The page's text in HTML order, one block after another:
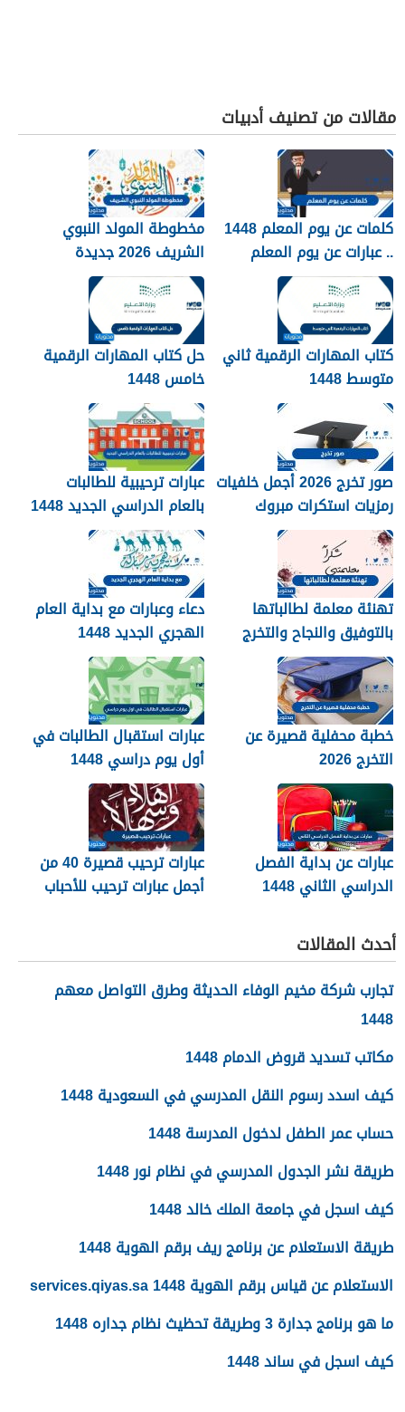
مقالات من تصنيف أدبيات
كلمات عن يوم المعلم 1448
.. عبارات عن يوم المعلم
مكتوبة 1448
مخطوطة المولد النبوي
الشريف 2026 جديدة
كتاب المهارات الرقمية ثاني
متوسط 1448
حل كتاب المهارات الرقمية
خامس 1448
صور تخرج 2026 أجمل خلفيات
رمزيات استكرات مبروك
التخرج 1448
عبارات ترحيبية للطالبات
بالعام الدراسي الجديد 1448
بالصور
تهنئة معلمة لطالباتها
بالتوفيق والنجاح والتخرج
2026
دعاء وعبارات مع بداية العام
الهجري الجديد 1448
خطبة محفلية قصيرة عن
التخرج 2026
عبارات استقبال الطالبات في
أول يوم دراسي 1448
عبارات عن بداية الفصل
الدراسي الثاني 1448
عبارات ترحيب قصيرة 40 من
أجمل عبارات ترحيب للأحباب
أحدث المقالات
تجارب شركة مخيم الوفاء الحديثة وطرق التواصل معهم
1448
مكاتب تسديد قروض الدمام 1448
كيف اسدد رسوم النقل المدرسي في السعودية 1448
حساب عمر الطفل لدخول المدرسة 1448
طريقة نشر الجدول المدرسي في نظام نور 1448
كيف اسجل في جامعة الملك خالد 1448
طريقة الاستعلام عن برنامج ريف برقم الهوية 1448
الاستعلام عن قياس برقم الهوية 1448 services.qiyas.sa
ما هو برنامج جدارة 3 وطريقة تحظيث نظام جداره 1448
كيف اسجل في ساند 1448